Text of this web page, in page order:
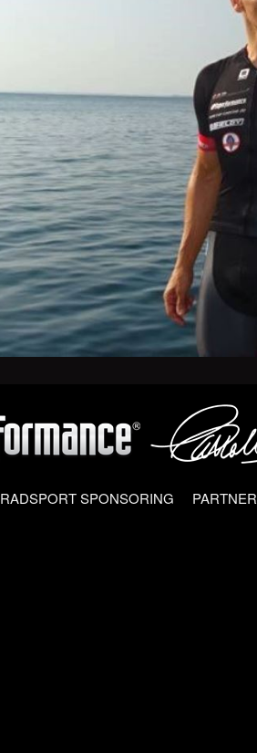
RADSPORT SPONSORING PARTNER